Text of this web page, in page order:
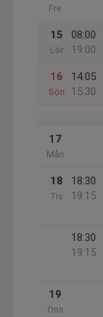
Fre
15
Lör
08:00
19:00
16
Sön
14:05
15:30
17
Mån
18
Tis
18:30
19:15
18:30
19:15
19
Ons